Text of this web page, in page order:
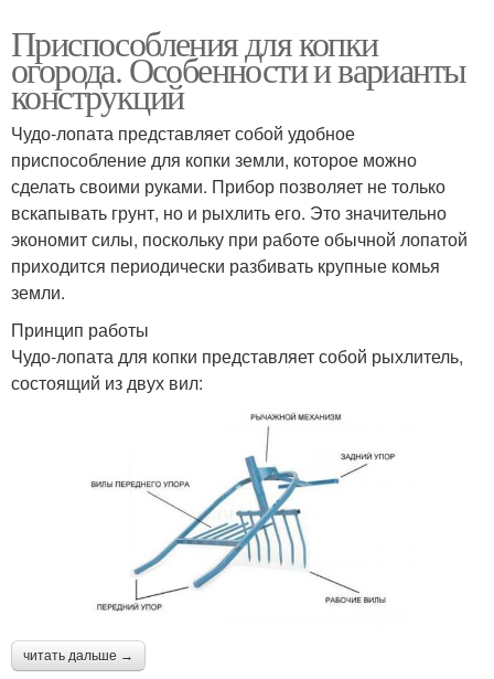
Приспособления для копки
огорода. Особенности и варианты
конструкций
Чудо-лопата представляет собой удобное
приспособление для копки земли, которое можно
сделать своими руками. Прибор позволяет не только
вскапывать грунт, но и рыхлить его. Это значительно
экономит силы, поскольку при работе обычной лопатой
приходится периодически разбивать крупные комья
земли.
Принцип работы
Чудо-лопата для копки представляет собой рыхлитель,
состоящий из двух вил:
читать дальше →